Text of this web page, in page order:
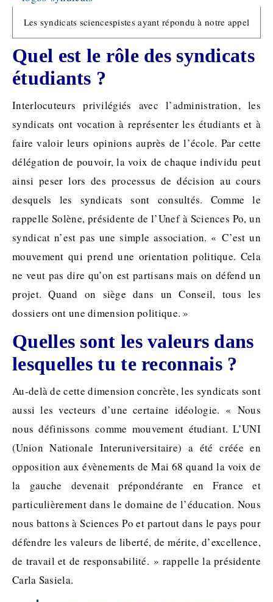
Les syndicats sciencespistes ayant répondu à notre appel
Quel est le rôle des syndicats
étudiants ?
Interlocuteurs privilégiés avec l’administration, les
syndicats ont vocation à représenter les étudiants et à
faire valoir leurs opinions auprès de l’école. Par cette
délégation de pouvoir, la voix de chaque individu peut
ainsi peser lors des processus de décision au cours
desquels les syndicats sont consultés. Comme le
rappelle Solène, présidente de l’Unef à Sciences Po, un
syndicat n’est pas une simple association. « C’est un
mouvement qui prend une orientation politique. Cela
ne veut pas dire qu’on est partisans mais on défend un
projet. Quand on siège dans un Conseil, tous les
dossiers ont une dimension politique. »
Quelles sont les valeurs dans
lesquelles tu te reconnais ?
Au-delà de cette dimension concrète, les syndicats sont
aussi les vecteurs d’une certaine idéologie. « Nous
nous définissons comme mouvement étudiant. L’UNI
(Union Nationale Interuniversitaire) a été créée en
opposition aux évènements de Mai 68 quand la voix de
la gauche devenait prépondérante en France et
particulièrement dans le domaine de l’éducation. Nous
nous battons à Sciences Po et partout dans le pays pour
défendre les valeurs de liberté, de mérite, d’excellence,
de travail et de responsabilité. » rappelle la présidente
Carla Sasiela.